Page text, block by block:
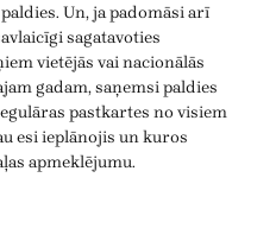
Un, ja padomāsi arī
sagatavoties
vietējās vai nacionālās
gadam, saņemsi paldies
pastkartes no visiem
esi ieplānojis un kuros
apmeklējumu.